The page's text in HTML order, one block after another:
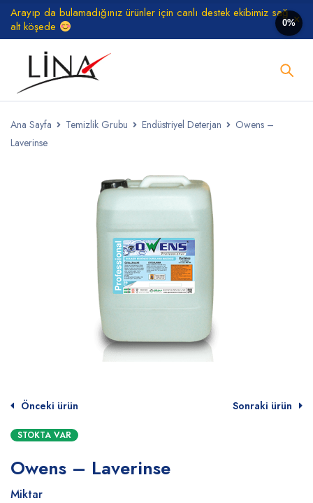
Arayıp da bulamadığınız ürünler için canlı destek ekibimiz sağ
alt köşede
Ana Sayfa Temizlik Grubu Endüstriyel Deterjan
Owens –
Laverinse
Önceki ürün Sonraki ürün
STOKTA VAR
Owens – Laverinse
Miktar
0%